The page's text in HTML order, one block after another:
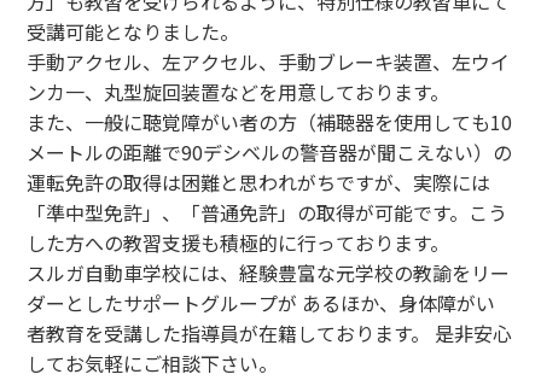
受講可能となりました。
手動アクセル、左アクセル、手動ブレーキ装置、左ウイ
ンカ一、丸型旋回装置などを用意しております。
また、一般に聴覚障がい者の方（補聴器を使用しても10
メートルの距離で90デシベルの警音器が聞こえない）の
運転免許の取得は困難と思われがちですが、実際には
「準中型免許」、「普通免許」の取得が可能です。こう
した方への教習支援も積極的に行っております。
スルガ自動車学校には、経験豊富な元学校の教諭をリー
ダーとしたサポートグループが あるほか、身体障がい
者教育を受講した指導員が在籍しております。 是非安心
してお気軽にご相談下さい。